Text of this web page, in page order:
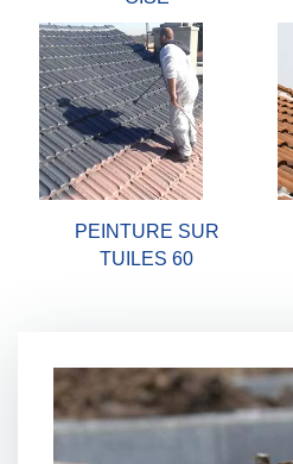
PEINTURE SUR
TUILES 60